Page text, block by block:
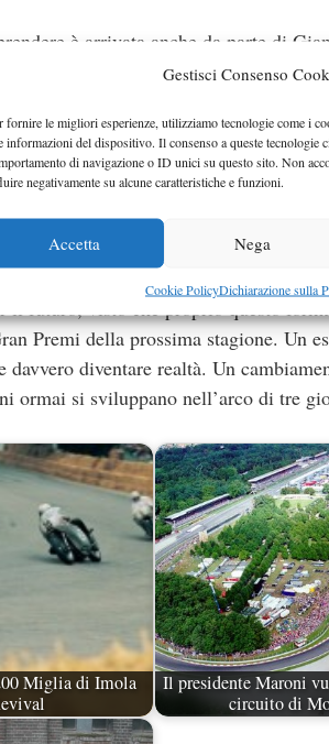
Gestisci Consenso
fornire le migliori esperienze, utilizziamo tecnologie come i
informazioni del dispositivo. Il consenso a queste tecnologie
di navigazione o ID unici su questo sito. Non
negativamente su alcune caratteristiche e funzioni.
Accetta Nega
Cookie PolicyDichiarazione sulla
è arrivata anche da parte di
Romagna. Quest’ultimo ha voluto
e di salute pubblica vengono
come stiano già lavorando per
il biglietto possano essere
momento che si è deciso anche
di gara, infatti, avrà una durata
mentre la domenica prenderà il via la
il futuro, visto che proprio questo
Premi della prossima stagione. Un
diventare realtà. Un
ormai si sviluppano nell’arco di tre
Miglia di Imola
Il presidente Maroni
circuito di